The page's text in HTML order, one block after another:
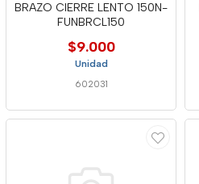
BRAZO CIERRE LENTO 150N-
FUNBRCL150
$9.000
Unidad
602031